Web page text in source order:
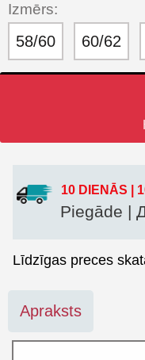
Izmērs:
58/60 60/62
10 DIENĀS |
Piegāde |
Līdzīgas preces
Apraksts